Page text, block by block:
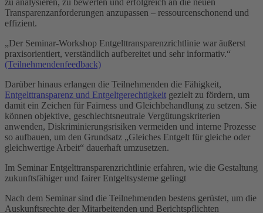
Transparenzanforderungen anzupassen – ressourcenschonend und
effizient.
„Der Seminar-Workshop Entgelttransparenzrichtlinie war äußerst
praxisorientiert, verständlich aufbereitet und sehr informativ.“
(Teilnehmendenfeedback)
Darüber hinaus erlangen die Teilnehmenden die Fähigkeit,
Entgelttransparenz und Entgeltgerechtigkeit gezielt zu fördern, um
damit ein Zeichen für Fairness und Gleichbehandlung zu setzen. Sie
können objektive, geschlechtsneutrale Vergütungskriterien
anwenden, Diskriminierungsrisiken vermeiden und interne Prozesse
so aufbauen, um den Grundsatz „Gleiches Entgelt für gleiche oder
gleichwertige Arbeit“ dauerhaft umzusetzen.
Im Seminar Entgelttransparenzrichtlinie erfahren, wie die Gestaltung
zukunftsfähiger und fairer Entgeltsysteme gelingt
Nach dem Seminar sind die Teilnehmenden bestens gerüstet, um die
Auskunftsrechte der Mitarbeitenden und Berichtspflichten